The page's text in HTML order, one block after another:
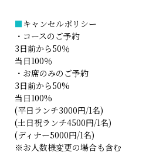
■キャンセルポリシー
・コースのご予約
3日前から50％
当日100％
・お席のみのご予約
3日前から50%
当日100%
(平日ランチ3000円/1名)
(土日祝ランチ4500円/1名)
(ディナー5000円/1名)
※お人数様変更の場合も含む